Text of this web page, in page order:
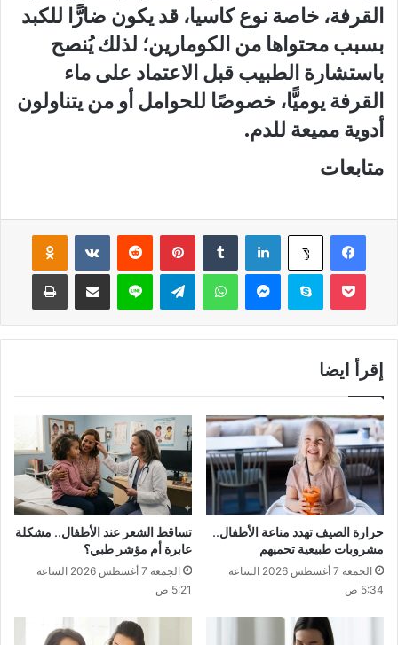
القرفة، خاصة نوع كاسيا، قد يكون ضارًّا للكبد
بسبب محتواها من الكومارين؛ لذلك يُنصح
باستشارة الطبيب قبل الاعتماد على ماء
القرفة يوميًّا، خصوصًا للحوامل أو من يتناولون
أدوية مميعة للدم.
متابعات
فيسبوك ‫X لينكدإن بينتيريست
سكايب واتساب لاين
إقرأ ايضا
حرارة الصيف تهدد مناعة الأطفال..
مشروبات طبيعية تحميهم
الجمعة 7 أغسطس 2026 الساعة
5:34 ص
تساقط الشعر عند الأطفال.. مشكلة
عابرة أم مؤشر طبي؟
الجمعة 7 أغسطس 2026 الساعة
5:21 ص